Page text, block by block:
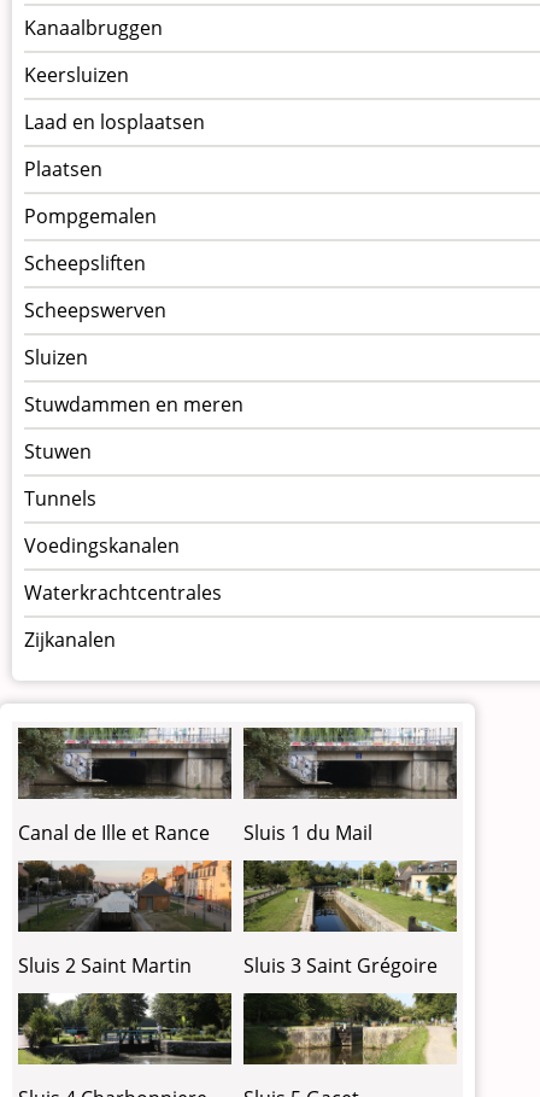
Kanaalbruggen
Keersluizen
Laad en losplaatsen
Plaatsen
Pompgemalen
Scheepsliften
Scheepswerven
Sluizen
Stuwdammen en meren
Stuwen
Tunnels
Voedingskanalen
Waterkrachtcentrales
Zijkanalen
Canal de Ille et Rance Sluis 1 du Mail
Sluis 2 Saint Martin Sluis 3 Saint Grégoire